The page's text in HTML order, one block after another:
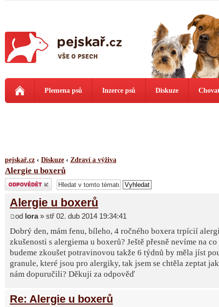
Plemena psů Inzerce psů Diskuze
pejskař.cz ‹ Diskuze ‹ Zdraví a výživa
Alergie u boxerů
Odeslat odpověď
Alergie u boxerů
od lora» stř 02. dub 2014 19:34:41
Dobrý den, mám fenu, bíleho, 4 ročného boxera trpícií
zkušenosti s alergiema u boxerů? Ještě přesně nevíme na
budeme zkoušet potravinovou takže 6 týdnů by měla jíst
granule, které jsou pro alergiky, tak jsem se chtěla zeptat
nám dopuručili? Děkuji za odpověď
Re: Alergie u boxerů